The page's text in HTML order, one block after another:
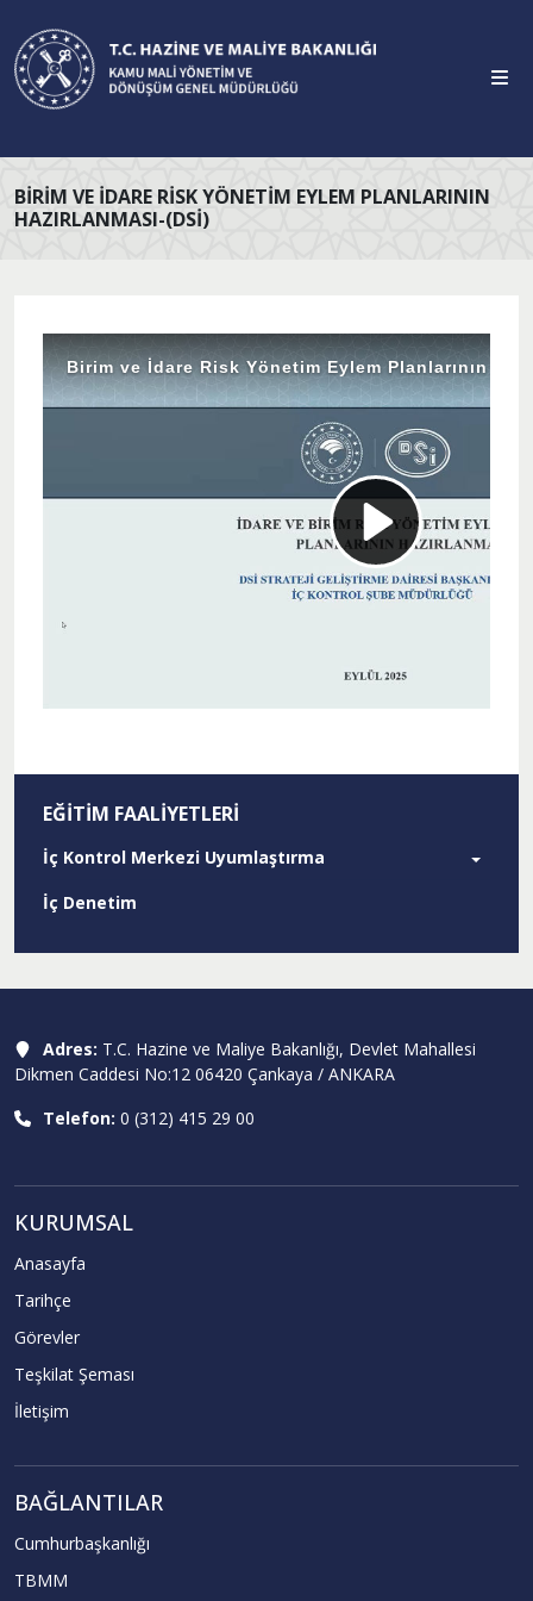
BIRIM VE İDARE RISK YÖNETIM EYLEM PLANLARININ
HAZIRLANMASI-(DSİ)
EĞITIM FAALIYETLERI
İç Kontrol Merkezi Uyumlaştırma
İç Denetim
Adres: T.C. Hazine ve Maliye Bakanlığı, Devlet Mahallesi
Dikmen Caddesi No:12 06420 Çankaya / ANKARA
Telefon: 0 (312) 415 29 00
KURUMSAL
Anasayfa
Tarihçe
Görevler
Teşkilat Şeması
İletişim
BAĞLANTILAR
Cumhurbaşkanlığı
TBMM